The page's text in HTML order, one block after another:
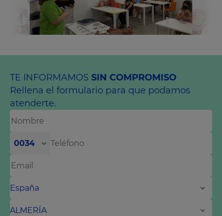
TE INFORMAMOS SIN COMPROMISO
Rellena el formulario para que podamos
atenderte.
0034